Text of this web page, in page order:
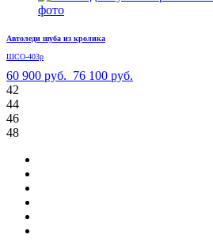
Автоледи шуба из кролика
ШСО-403р
60 900 руб. 76 100 руб.
42
44
46
48